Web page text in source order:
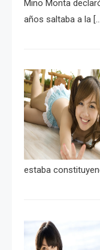
Mino Monta
años saltaba a la
estaba